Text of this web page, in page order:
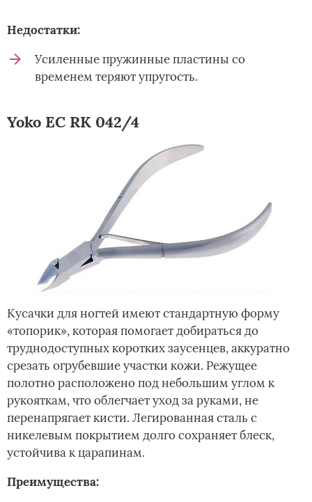
Недостатки:
Усиленные пружинные пластины со
временем теряют упругость.
Yoko EC RK 042/4
Кусачки для ногтей имеют стандартную форму
«топорик», которая помогает добираться до
труднодоступных коротких заусенцев, аккуратно
срезать огрубевшие участки кожи. Режущее
полотно расположено под небольшим углом к
рукояткам, что облегчает уход за руками, не
перенапрягает кисти. Легированная сталь с
никелевым покрытием долго сохраняет блеск,
устойчива к царапинам.
Преимущества: